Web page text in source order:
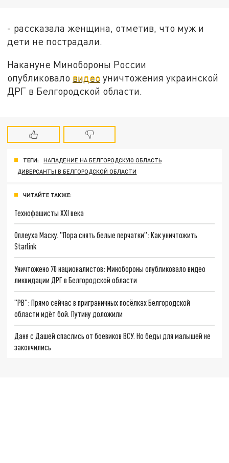
- рассказала женщина, отметив, что муж и
дети не пострадали.
Накануне Минобороны России
опубликовало видео уничтожения украинской
ДРГ в Белгородской области.
ТЕГИ:
НАПАДЕНИЕ НА БЕЛГОРОДСКУЮ ОБЛАСТЬ
ДИВЕРСАНТЫ В БЕЛГОРОДСКОЙ ОБЛАСТИ
ЧИТАЙТЕ ТАКЖЕ:
Технофашисты XXI века
Оплеуха Маску. "Пора снять белые перчатки": Как уничтожить
Starlink
Уничтожено 70 националистов: Минобороны опубликовало видео
ликвидации ДРГ в Белгородской области
"РВ": Прямо сейчас в приграничных посёлках Белгородской
области идёт бой. Путину доложили
Даня с Дашей спаслись от боевиков ВСУ. Но беды для малышей не
закончились